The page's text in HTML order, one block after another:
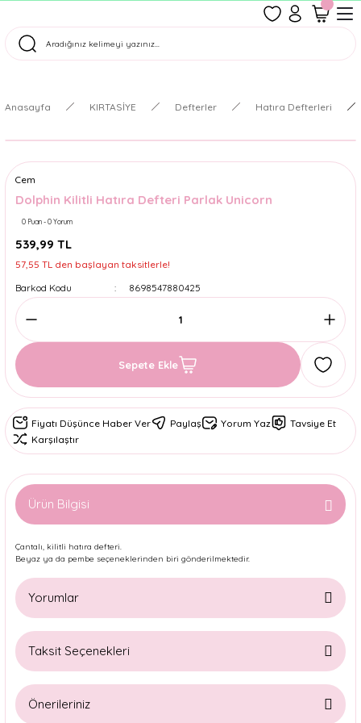
Tüm Siparişler Aynı Gün Kargoda!
Anasayfa KIRTASİYE Defterler Hatıra Defterleri
Cem
Dolphin Kilitli Hatıra Defteri Parlak Unicorn
0 Puan - 0 Yorum
539,99 TL
57,55 TL den başlayan taksitlerle!
Barkod Kodu
8698547880425
Sepete Ekle
Fiyatı Düşünce Haber Ver Paylaş Yorum Yaz
Tavsiye Et
Karşılaştır
Ürün Bilgisi
Çantalı, kilitli hatıra defteri.
Beyaz ya da pembe seçeneklerinden biri gönderilmektedir.
Yorumlar
Taksit Seçenekleri
Önerileriniz